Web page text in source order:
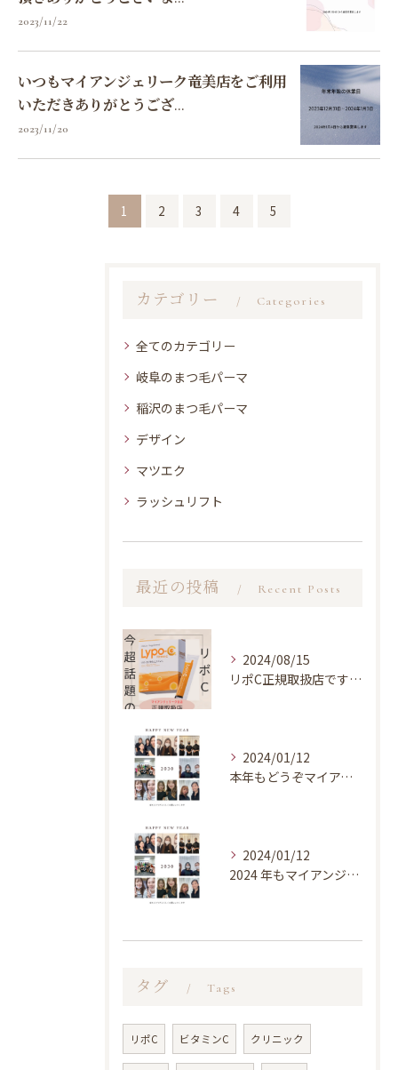
2023/11/22
いつもマイアンジェリーク竜美店をご利用
いただきありがとうござ...
2023/11/20
1 2 3 4 5
カテゴリー Categories
全てのカテゴリー
岐阜のまつ毛パーマ
稲沢のまつ毛パーマ
デザイン
マツエク
ラッシュリフト
最近の投稿 Recent Posts
2024/08/15
リポC正規取扱店です！！
2024/01/12
本年もどうぞマイアンジェリーク岐阜店を宜しくお願い致します★
2024/01/12
2024 年もマイアンジェリーク竜美店を宜しくお願い致します...
タグ Tags
リポC ビタミンC クリニック